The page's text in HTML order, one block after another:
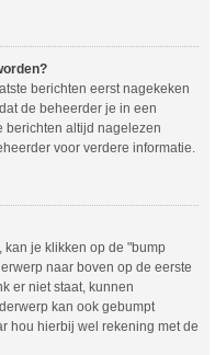
berichten eerst nagekeken
de beheerder je in een
berichten altijd nagelezen
voor verdere informatie.
je klikken op de "bump
naar boven op de eerste
er niet staat, kunnen
kan ook gebumpt
hou hierbij wel rekening met de